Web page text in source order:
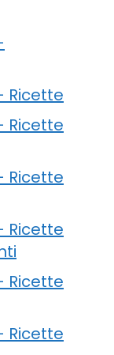
Ricette
Ricette
Ricette
Ricette
Ricette
Ricette